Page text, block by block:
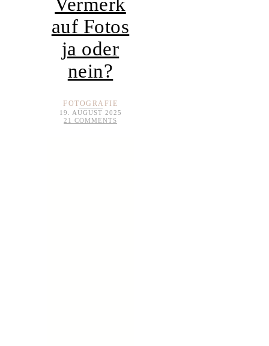
Vermerk
auf Fotos
ja oder
nein?
FOTOGRAFIE
19. AUGUST 2025
21 COMMENTS